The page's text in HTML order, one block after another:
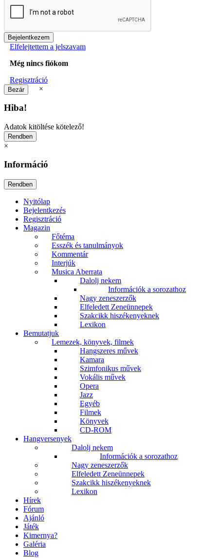
Elfelejtettem a jelszavam
Még nincs fiókom
Regisztráció
×
Hiba!
Adatok kitöltése kötelező!
×
Információ
Nyitólap
Bejelentkezés
Regisztráció
Magazin
Főtéma
Esszék és tanulmányok
Kommentár
Interjúk
Musica Aberrata
Dalolj nekem
Információk a sorozathoz
Nagy zeneszerzők
Elfeledett Zeneünnepek
Szakcikk hiszékenyeknek
Lexikon
Bemutatjuk
Lemezek, könyvek, filmek
Hangszeres művek
Kamara
Szimfonikus művek
Vokális művek
Opera
Jazz
Egyéb
Filmek
Könyvek
CD-ROM
Hangversenyek
Dalolj nekem
Információk a sorozathoz
Nagy zeneszerzők
Elfeledett Zeneünnepek
Szakcikk hiszékenyeknek
Lexikon
Hírek
Fórum
Ajánló
Játék
Kimernya?
Galéria
Blog